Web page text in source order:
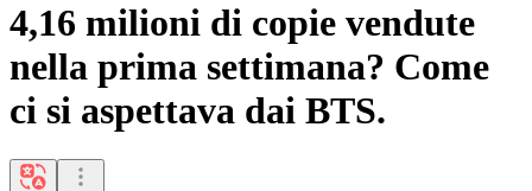
4,16 milioni di copie vendute
nella prima settimana? Come
ci si aspettava dai BTS.